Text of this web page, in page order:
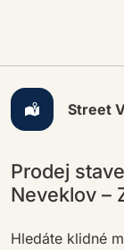
Street
Prodej
Neveklov –
Hledáte klidné